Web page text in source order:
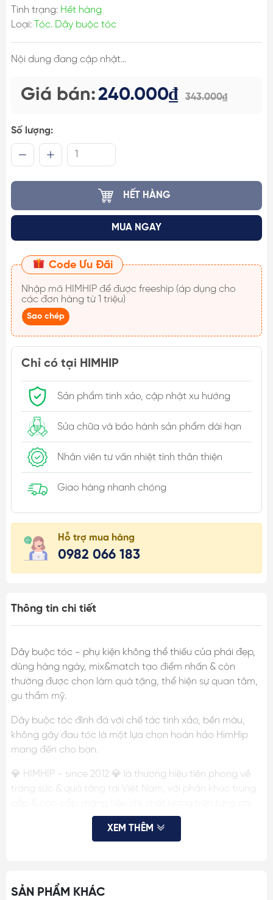
Tình trạng: Hết hàng
Loại:
Tóc. Dây buộc tóc
Nội dung đang cập nhật...
Giá bán:240.000₫ 343.000₫
Số lượng:
HẾT HÀNG
MUA NGAY
Code Ưu Đãi
Nhập mã HIMHIP
các đơn hàng từ 1 triệu)
Sao chép
Chỉ có tại HIMHIP
Sản phẩm tinh xảo, cập nhật xu hướng
Sửa chữa và bảo hành sản phẩm dài hạn
Nhân viên tư vấn nhiệt tình thân thiện
Giao hàng nhanh chóng
Hỗ trợ mua hàng
0982 066 183
Thông tin chi tiết
Dây buộc tóc - phụ kiện không thể thiếu của phái đẹp,
dùng hàng ngày, mix&match tạo điểm nhấn & còn
thường được chọn làm quà tặng, thể hiện sự quan tâm,
gu thẩm mỹ.
Dây buộc tóc đính đá với chế tác tinh xảo, bền màu,
không gây đau tóc là một lựa chọn hoàn hảo HimHip
mang đến cho bạn.
💎 HIMHIP - since 2012 💎 là thương hiệu tiên phong về
trang sức & quà tặng tại Việt Nam, với phân khúc trung
tiết, đã cho ra mắt nhiều mẫu phụ kiện tóc, quà tặng
được khách hàng hài lòng, tin tưởng.
- Chất liệu: vải chun, đá phale
XEM THÊM
SẢN PHẨM KHÁC